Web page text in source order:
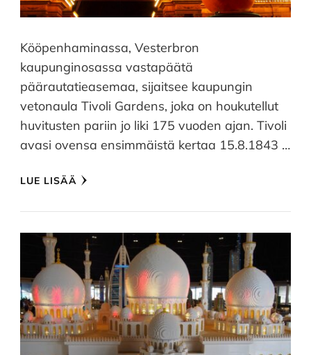
Kööpenhaminassa, Vesterbron
kaupunginosassa vastapäätä
päärautatieasemaa, sijaitsee kaupungin
vetonaula Tivoli Gardens, joka on houkutellut
huvitusten pariin jo liki 175 vuoden ajan. Tivoli
avasi ovensa ensimmäistä kertaa 15.8.1843 …
LUE LISÄÄ